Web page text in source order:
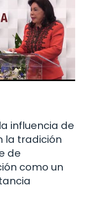
influencia de
la tradición
de
como un